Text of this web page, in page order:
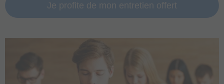
Je profite de mon entretien offert